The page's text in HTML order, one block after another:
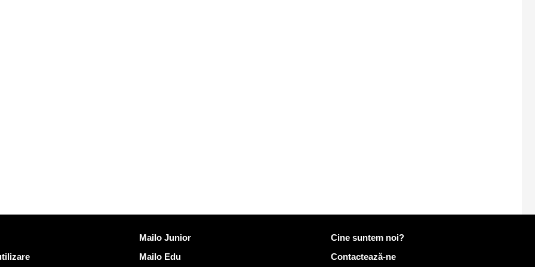
Descoperi Mailo
Mailo Junior
Mailo Edu
Mai multe informații despre Mailo
Cine suntem noi?
Contactează-ne